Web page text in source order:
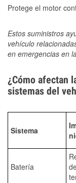
Protege el motor
Estos suministros
vehículo
en emergencias en
¿Cómo afectan
sistemas del
Sistema
Batería